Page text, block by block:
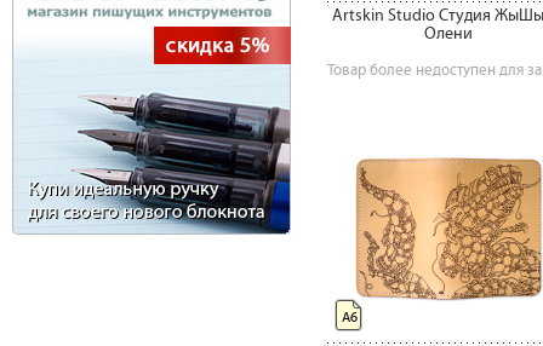
Artskin Studio Студия
Олени
Товар более недоступен для
А6